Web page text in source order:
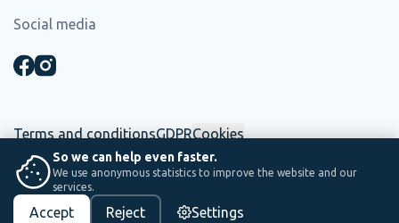
Social media
Terms and conditionsGDPRCookies
☕ This website was built in-house. Between two shifts, coffee and
PS
So we can help even faster.
We use anonymous statistics to improve the website and our
services.
Accept Reject Settings